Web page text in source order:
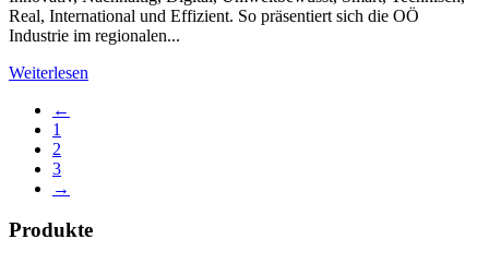
Real, International und Effizient. So präsentiert sich die OÖ
Industrie im regionalen...
Weiterlesen
←
1
2
3
→
Produkte